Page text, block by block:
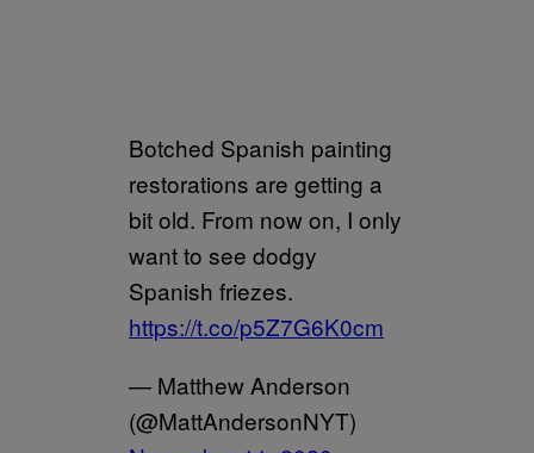
Botched Spanish painting
restorations are getting a
bit old. From now on, I only
want to see dodgy
Spanish friezes.
https://t.co/p5Z7G6K0cm
— Matthew Anderson
(@MattAndersonNYT)